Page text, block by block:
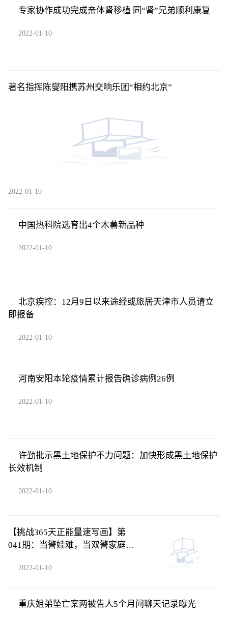
专家协作成功完成亲体肾移植 同“肾”兄弟顺利康复
2022-01-10
著名指挥陈燮阳携苏州交响乐团“相约北京”
2022-01-10
中国热科院选育出4个木薯新品种
2022-01-10
北京疾控：12月9日以来途经或旅居天津市人员请立
即报备
2022-01-10
河南安阳本轮疫情累计报告确诊病例26例
2022-01-10
许勤批示黑土地保护不力问题：加快形成黑土地保护
长效机制
2022-01-10
【挑战365天正能量速写画】第
041期：当警娃难，当双警家庭的
2022-01-10
重庆姐弟坠亡案两被告人5个月间聊天记录曝光